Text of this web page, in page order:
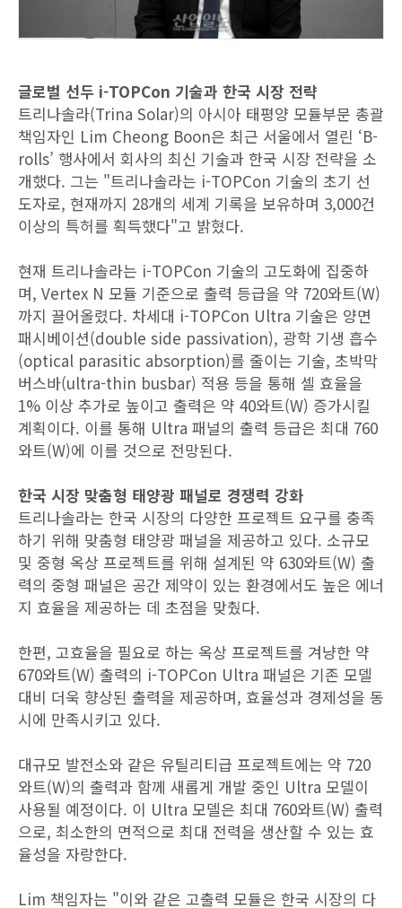
글로벌 선두 i-TOPCon 기술과 한국 시장 전략
트리나솔라(Trina Solar)의 아시아 태평양 모듈부문 총괄
책임자인 Lim Cheong Boon은 최근 서울에서 열린 ‘B-
rolls’ 행사에서 회사의 최신 기술과 한국 시장 전략을 소
개했다. 그는 "트리나솔라는 i-TOPCon 기술의 초기 선
도자로, 현재까지 28개의 세계 기록을 보유하며 3,000건
이상의 특허를 획득했다"고 밝혔다.
현재 트리나솔라는 i-TOPCon 기술의 고도화에 집중하
며, Vertex N 모듈 기준으로 출력 등급을 약 720와트(W)
까지 끌어올렸다. 차세대 i-TOPCon Ultra 기술은 양면
패시베이션(double side passivation), 광학 기생 흡수
(optical parasitic absorption)를 줄이는 기술, 초박막
버스바(ultra-thin busbar) 적용 등을 통해 셀 효율을
1% 이상 추가로 높이고 출력은 약 40와트(W) 증가시킬
계획이다. 이를 통해 Ultra 패널의 출력 등급은 최대 760
와트(W)에 이를 것으로 전망된다.
한국 시장 맞춤형 태양광 패널로 경쟁력 강화
트리나솔라는 한국 시장의 다양한 프로젝트 요구를 충족
하기 위해 맞춤형 태양광 패널을 제공하고 있다. 소규모
및 중형 옥상 프로젝트를 위해 설계된 약 630와트(W) 출
력의 중형 패널은 공간 제약이 있는 환경에서도 높은 에너
지 효율을 제공하는 데 초점을 맞췄다.
한편, 고효율을 필요로 하는 옥상 프로젝트를 겨냥한 약
670와트(W) 출력의 i-TOPCon Ultra 패널은 기존 모델
대비 더욱 향상된 출력을 제공하며, 효율성과 경제성을 동
시에 만족시키고 있다.
대규모 발전소와 같은 유틸리티급 프로젝트에는 약 720
와트(W)의 출력과 함께 새롭게 개발 중인 Ultra 모델이
사용될 예정이다. 이 Ultra 모델은 최대 760와트(W) 출력
으로, 최소한의 면적으로 최대 전력을 생산할 수 있는 효
율성을 자랑한다.
Lim 책임자는 "이와 같은 고출력 모듈은 한국 시장의 다